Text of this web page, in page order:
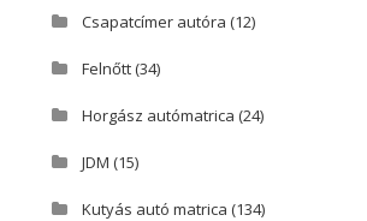
Csapatcímer autóra (12)
Felnőtt(34)
Horgász autómatrica (24)
JDM (15)
Kutyás autó matrica (134)